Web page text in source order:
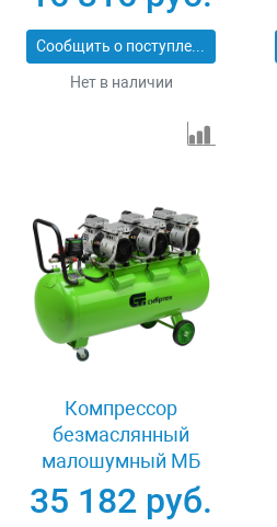
Denzel 58064
Сообщить о поступлении
Нет в наличии
Компрессор
безмаслянный
малошумный МБ
2250/100, 2250 Вт,
100л, 400 л/мин
35 182 руб.